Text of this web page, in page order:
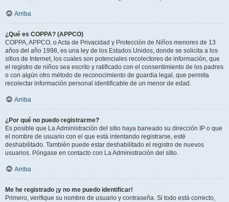
Arriba
¿Qué es COPPA? (APPCO)
COPPA, APPCO, o Acta de Privacidad y Protección de Niños menores de 13
años del año 1998, es una ley de los Estados Unidos, donde se solicita a los
sitios de Internet, los cuales son potenciales recolectores de información, que
el registro de niños sea escrito y ratificado con el consentimiento de los padres
o con algún otro método de reconocimiento de guardia legal, que permita
recolectar información personal identificable de un menor de edad.
Arriba
¿Por qué no puedo registrarme?
Es posible que La Administración del sitio haya baneado su dirección IP o que
el nombre de usuario con el que está intentando registrarse, esté
deshabilitado. También puede estar deshabilitado el registro de nuevos
usuarios. Póngase en contacto con La Administración del sitio.
Arriba
Me he registrado ¡y no me puedo identificar!
Primero, verifique su nombre de usuario y contraseña. Si todo está correcto,